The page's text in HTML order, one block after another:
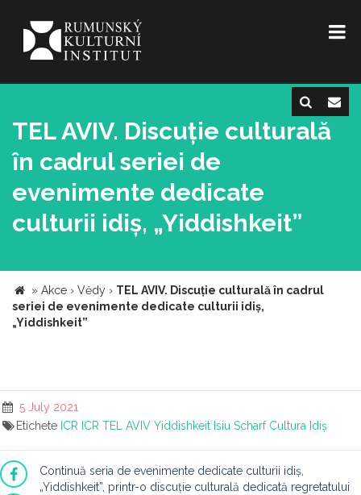
TEL AVIV. Discuție culturală
în cadrul seriei de
evenimente dedicate
culturii idiș, „Yiddishkeit”
» Akce › Vědy › TEL AVIV. Discuție culturală în cadrul
seriei de evenimente dedicate culturii idiș,
„Yiddishkeit”
5 July 2021
Etichete ICR ICR TEL AVIV Yiddishkeit Isiu Scharf Cultura Idiș
Continuă seria de evenimente dedicate culturii idiș,
„Yiddishkeit”, printr-o discuție culturală dedicată regretatului